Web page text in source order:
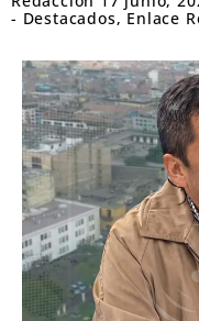
- Destacados, Enlace